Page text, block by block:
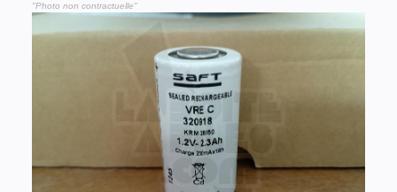
"Photo non contractuelle"